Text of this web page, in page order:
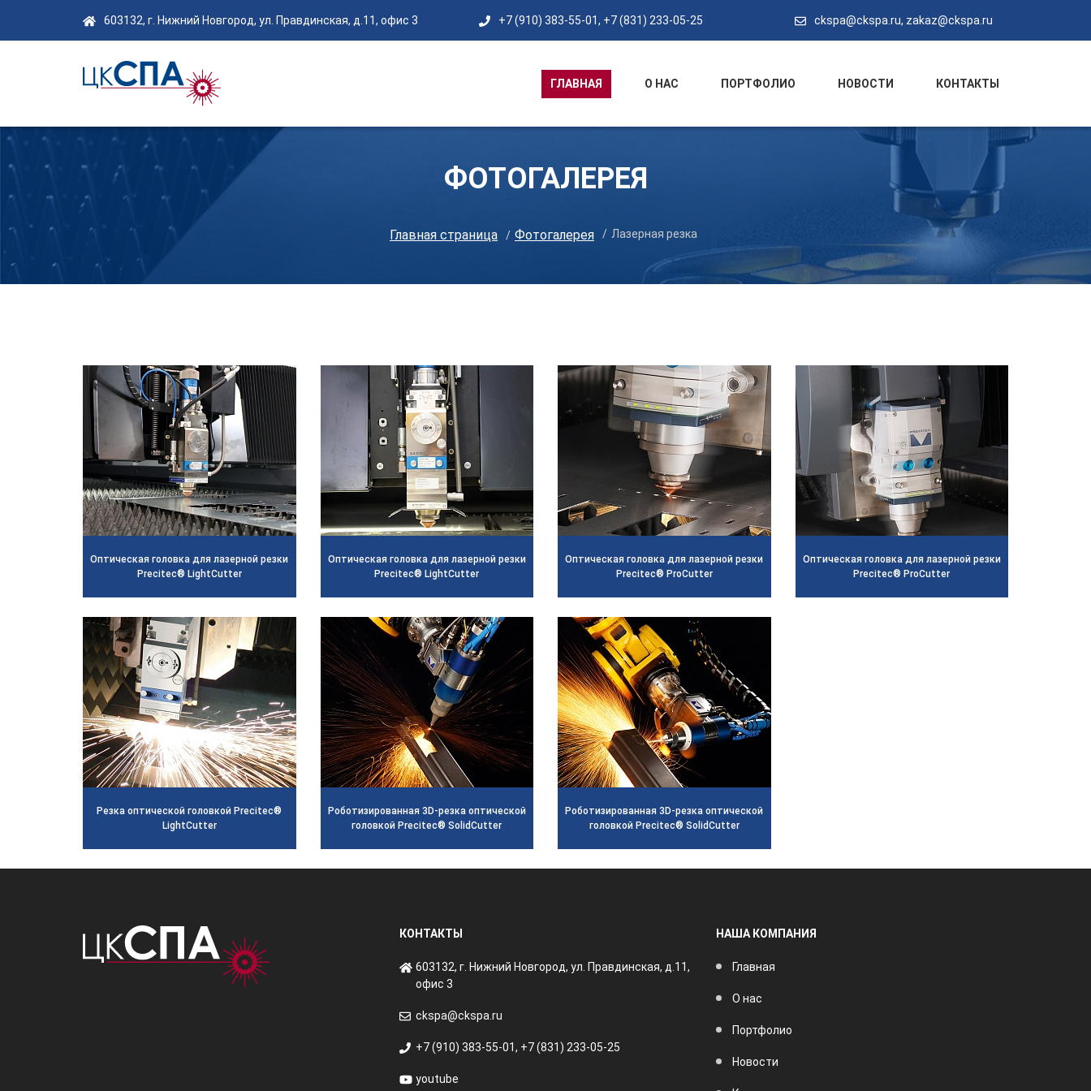
603132, г. Нижний Новгород, ул. Правдинская, д.11, офис 3 +7 (910) 383-55-01, +7 (831) 233-05-25 ckspa@ckspa.ru, zakaz@ckspa.ru
ГЛАВНАЯ О НАС ПОРТФОЛИО НОВОСТИ КОНТАКТЫ
ФОТОГАЛЕРЕЯ
Главная страница Фотогалерея Лазерная резка
Оптическая головка для лазерной резки
Precitec® LightCutter
Оптическая головка для лазерной резки
Precitec® LightCutter
Оптическая головка для лазерной резки
Precitec® ProCutter
Оптическая головка для лазерной резки
Precitec® ProCutter
Резка оптической головкой Precitec®
LightCutter
Роботизированная 3D-резка оптической
головкой Precitec® SolidCutter
Роботизированная 3D-резка оптической
головкой Precitec® SolidCutter
КОНТАКТЫ
603132, г. Нижний Новгород, ул. Правдинская, д.11,
офис 3
ckspa@ckspa.ru
+7 (910) 383-55-01, +7 (831) 233-05-25
youtube
НАША КОМПАНИЯ
Главная
О нас
Портфолио
Новости